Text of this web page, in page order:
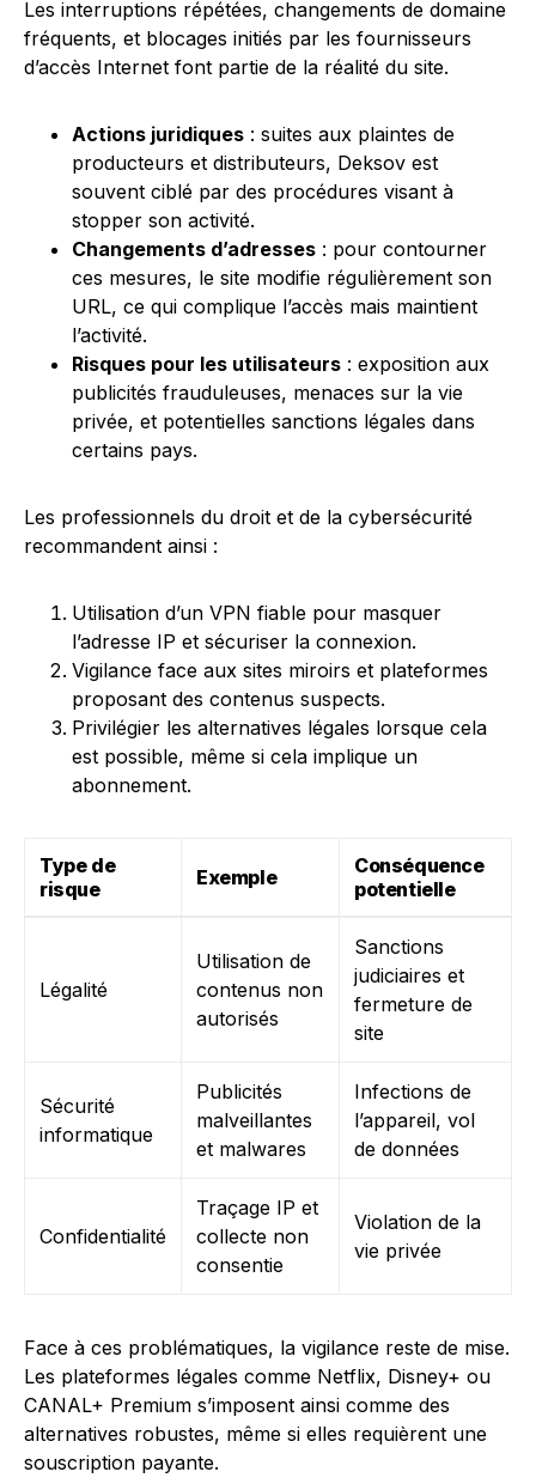
Les interruptions répétées, changements de domaine
fréquents, et blocages initiés par les fournisseurs
d’accès Internet font partie de la réalité du site.
Actions juridiques : suites aux plaintes de
producteurs et distributeurs, Deksov est
souvent ciblé par des procédures visant à
stopper son activité.
Changements d’adresses : pour contourner
ces mesures, le site modifie régulièrement son
URL, ce qui complique l’accès mais maintient
l’activité.
Risques pour les utilisateurs : exposition aux
publicités frauduleuses, menaces sur la vie
privée, et potentielles sanctions légales dans
certains pays.
Les professionnels du droit et de la cybersécurité
recommandent ainsi :
Utilisation d’un VPN fiable pour masquer
l’adresse IP et sécuriser la connexion.
Vigilance face aux sites miroirs et plateformes
proposant des contenus suspects.
Privilégier les alternatives légales lorsque cela
est possible, même si cela implique un
abonnement.
Type de
risque
Exemple
Conséquence
potentielle
Légalité
Utilisation de
contenus non
autorisés
Sanctions
judiciaires et
fermeture de
site
Sécurité
informatique
Publicités
malveillantes
et malwares
Infections de
l’appareil, vol
de données
Confidentialité
Traçage IP et
collecte non
consentie
Violation de la
vie privée
Face à ces problématiques, la vigilance reste de mise.
Les plateformes légales comme Netflix, Disney+ ou
CANAL+ Premium s’imposent ainsi comme des
alternatives robustes, même si elles requièrent une
souscription payante.